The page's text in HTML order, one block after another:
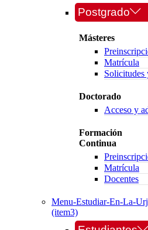
Postgrado
Másteres
Matrícula
Solicitudes
Doctorado
Acceso y
Formación
Continua
Matrícula
Docentes
Menu-Estudiar-En-La-
(item3)